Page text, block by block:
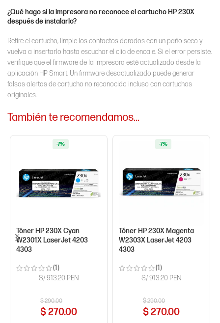
¿Qué hago si la impresora no reconoce el cartucho HP 230X
después de instalarlo?
Retire el cartucho, limpie los contactos dorados con un paño seco y
vuelva a insertarlo hasta escuchar el clic de encaje. Si el error persiste,
verifique que el firmware de la impresora esté actualizado desde la
aplicación HP Smart. Un firmware desactualizado puede generar
falsas alertas de cartucho no reconocido incluso con cartuchos
originales.
También te recomendamos…
Tóner HP 230X Cyan
W2301X LaserJet 4203
4303
(1)
$290.00
$270.00
-7%
S/ 913.20 PEN
Tóner HP 230X Magenta
W2303X LaserJet 4203
4303
(1)
$290.00
$270.00
-7%
S/ 913.20 PEN